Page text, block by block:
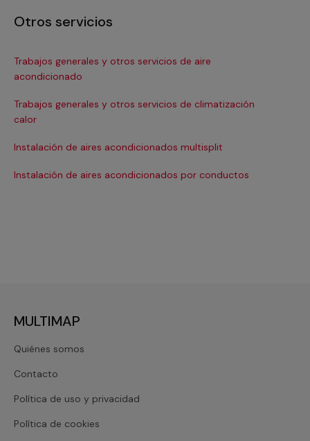
Otros servicios
Trabajos generales y otros servicios de aire
acondicionado
Trabajos generales y otros servicios de climatización
calor
Instalación de aires acondicionados multisplit
Instalación de aires acondicionados por conductos
MULTIMAP
Quiénes somos
Contacto
Política de uso y privacidad
Política de cookies